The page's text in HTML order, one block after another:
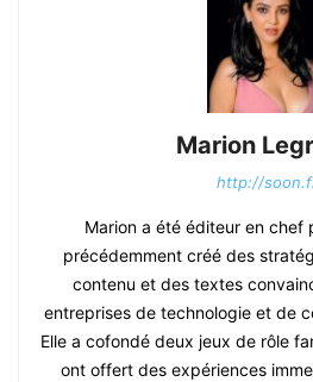
Marion
http://
Marion a été éditeur en chef
précédemment créé des
contenu et des textes
entreprises de technologie et de
Elle a cofondé deux jeux de rôle
ont offert des expériences